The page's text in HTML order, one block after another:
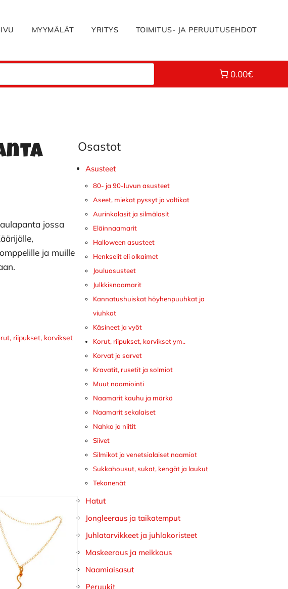
MYYMÄLÄT YRITYS TOIMITUS- JA PERUUTUSEHDOT
0.00€
jossa
ja muille
riipukset, korvikset
Ensisijainen
sivupalkki
Osastot
Asusteet
80- ja 90-luvun asusteet
Aseet, miekat pyssyt ja valtikat
Aurinkolasit ja silmälasit
Eläinnaamarit
Halloween asusteet
Henkselit eli olkaimet
Jouluasusteet
Julkkisnaamarit
Kannatushuiskat höyhenpuuhkat ja
viuhkat
Käsineet ja vyöt
Korut, riipukset, korvikset ym..
Korvat ja sarvet
Kravatit, rusetit ja solmiot
Muut naamiointi
Naamarit kauhu ja mörkö
Naamarit sekalaiset
Nahka ja niitit
Siivet
Silmikot ja venetsialaiset naamiot
Sukkahousut, sukat, kengät ja laukut
Tekonenät
Hatut
Jongleeraus ja taikatemput
Juhlatarvikkeet ja juhlakoristeet
Maskeeraus ja meikkaus
Naamiaisasut
Peruukit